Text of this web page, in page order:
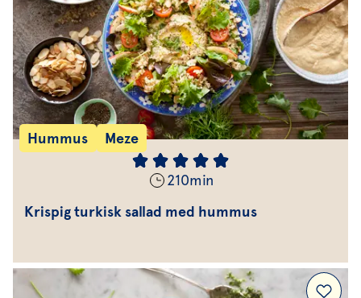
Hummus Meze
210min
Krispig turkisk sallad med hummus